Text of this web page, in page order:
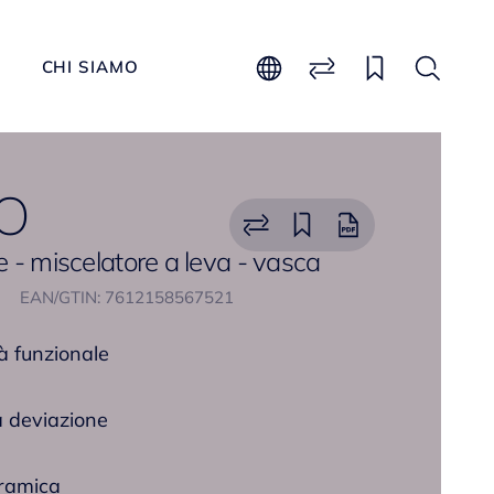
CHI SIAMO
- miscelatore a leva - vasca
EAN/GTIN: 7612158567521
funzionale
deviazione